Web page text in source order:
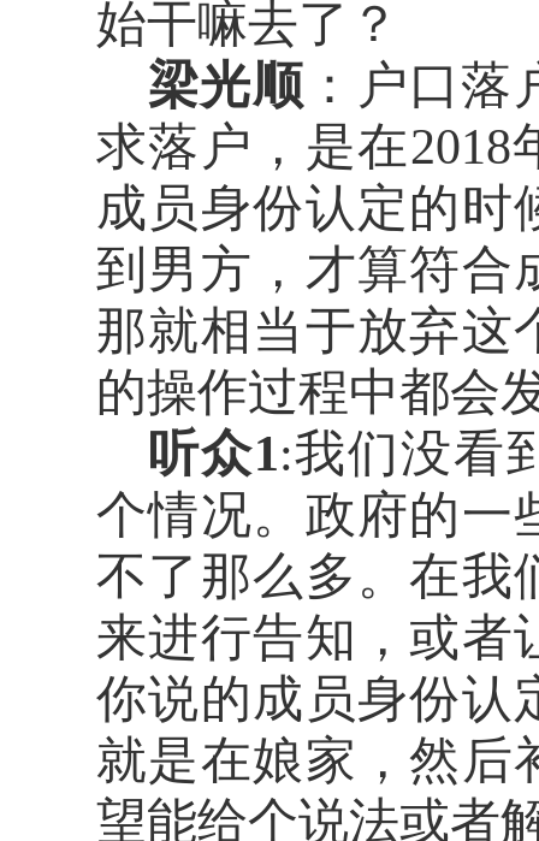
始干嘛去了？
梁光顺 ：户口
求落户，是在2018
成员身份认定的时
到男方，才算符合
那就相当于放弃这
的操作过程中都会
听众1:我们没看
个情况。政府的一
不了那么多。在我
来进行告知，或者
你说的成员身份认
就是在娘家，然后
望能给个说法或者